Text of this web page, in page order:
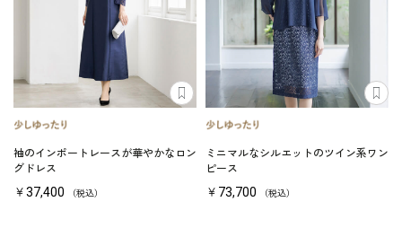
袖のインポートレースが華やかなロン
グドレス
￥37,400 （税込）
ミニマルなシルエットのツイン系ワン
ピース
￥73,700 （税込）